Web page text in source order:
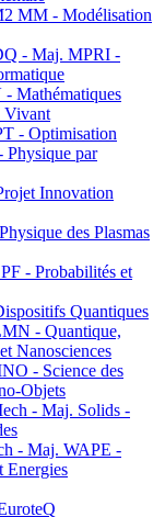
MM - Modélisation
- Maj. MPRI -
Mathématiques
Vivant
- Optimisation
par
Innovation
des Plasmas
- Probabilités et
Quantiques
- Quantique,
Nanosciences
- Science des
Objets
- Maj. Solids -
- Maj. WAPE -
Energies